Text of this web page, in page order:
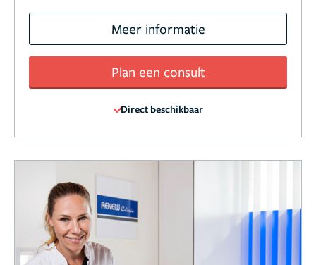
Meer informatie
Plan een consult
Direct beschikbaar